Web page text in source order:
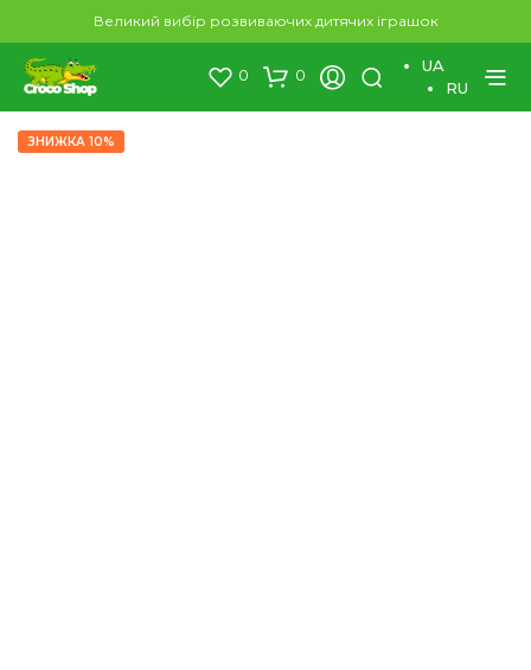
Великий вибір розвиваючих дитячих іграшок
0 0
UA
RU
ЗНИЖКА 10%